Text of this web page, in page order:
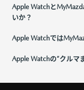
Apple Watchと
いか？
Apple Watchでは
Apple Watchの”クルマ